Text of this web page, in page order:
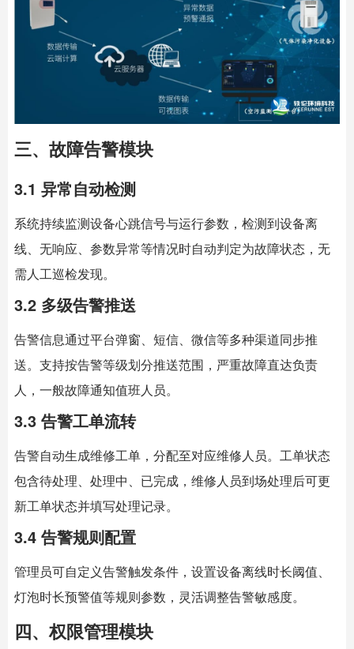
三、故障告警模块
3.1 异常自动检测
系统持续监测设备心跳信号与运行参数，检测到设备离
线、无响应、参数异常等情况时自动判定为故障状态，无
需人工巡检发现。
3.2 多级告警推送
告警信息通过平台弹窗、短信、微信等多种渠道同步推
送。支持按告警等级划分推送范围，严重故障直达负责
人，一般故障通知值班人员。
3.3 告警工单流转
告警自动生成维修工单，分配至对应维修人员。工单状态
包含待处理、处理中、已完成，维修人员到场处理后可更
新工单状态并填写处理记录。
3.4 告警规则配置
管理员可自定义告警触发条件，设置设备离线时长阈值、
灯泡时长预警值等规则参数，灵活调整告警敏感度。
四、权限管理模块